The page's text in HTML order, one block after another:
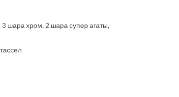
гамме
3 шара хром, 2 шара супер агаты,